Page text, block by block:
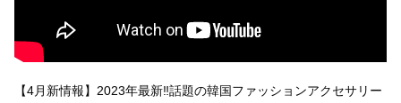
【4月新情報】2023年最新‼️話題の韓国ファッションアクセサリー